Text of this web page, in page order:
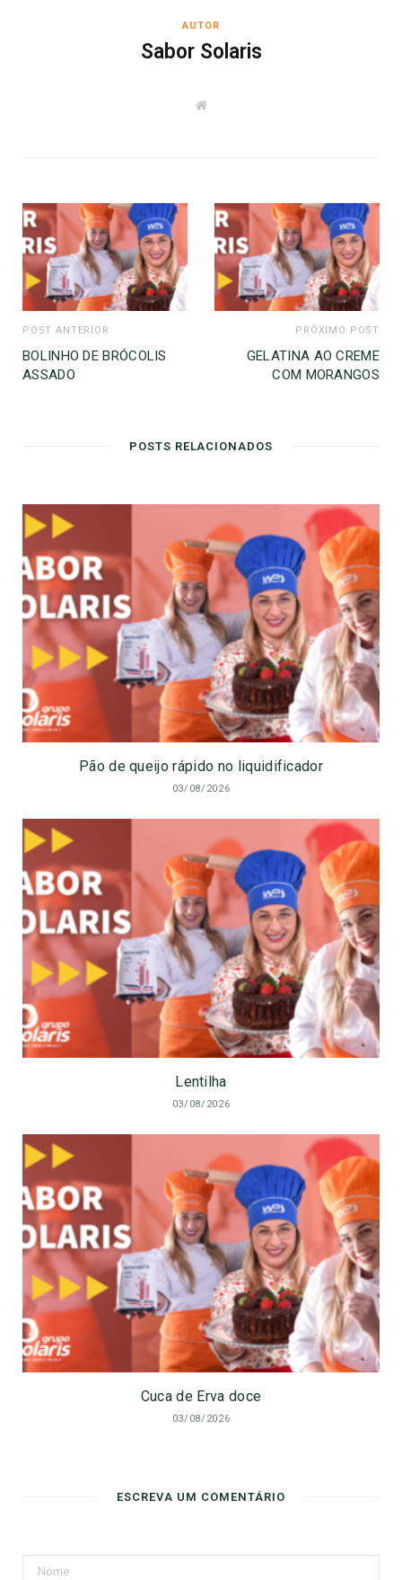
AUTOR
Sabor Solaris
W
POST ANTERIOR
BOLINHO DE BRÓCOLIS
ASSADO
PRÓXIMO POST
GELATINA AO CREME
COM MORANGOS
POSTS RELACIONADOS
Pão de queijo rápido no liquidificador
03/08/2026
Lentilha
03/08/2026
Cuca de Erva doce
03/08/2026
ESCREVA UM COMENTÁRIO